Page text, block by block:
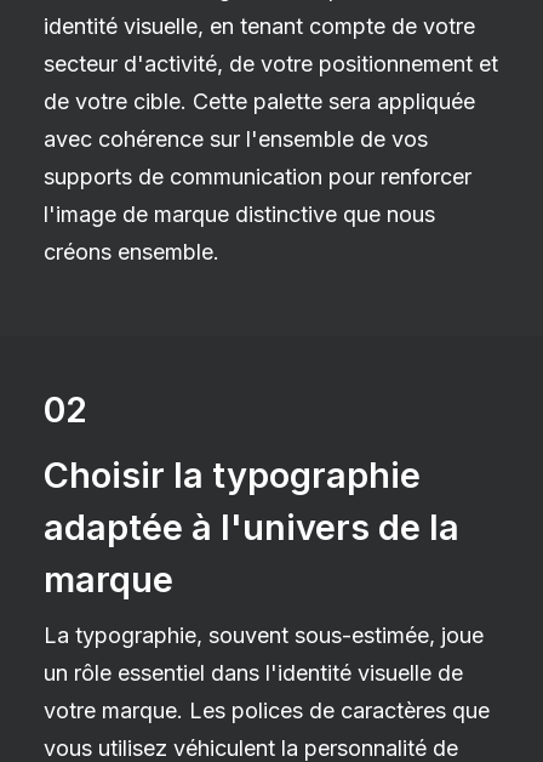
identité visuelle, en tenant compte de votre
secteur d'activité, de votre positionnement et
de votre cible. Cette palette sera appliquée
avec cohérence sur l'ensemble de vos
supports de communication pour renforcer
l'image de marque distinctive que nous
créons ensemble.
02
Choisir la typographie
adaptée à l'univers de la
marque
La typographie, souvent sous-estimée, joue
un rôle essentiel dans l'identité visuelle de
votre marque. Les polices de caractères que
vous utilisez véhiculent la personnalité de